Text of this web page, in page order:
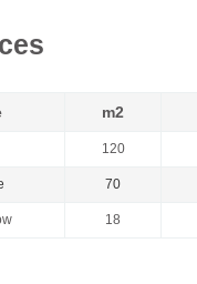
m2
120
70
18